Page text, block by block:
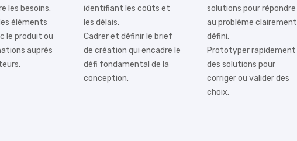
les besoins.
éléments
le produit ou
auprès
identifiant les coûts et
les délais.
Cadrer et définir le brief
de création qui encadre le
défi fondamental de la
conception.
solutions pour répondre
au problème clairement
défini.
Prototyper rapidement
des solutions pour
corriger ou valider des
choix.